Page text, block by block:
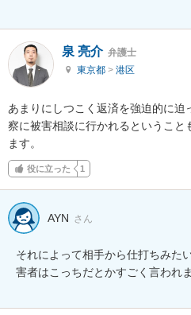
泉 亮介 弁護士
東京都 > 港区
あまりにしつこく返済を強迫的に
察に被害相談に行かれるというこ
ます。
役に立った 1
AYN さん
それによって相手から仕打ちみた
害者はこっちだとかすごく言われま